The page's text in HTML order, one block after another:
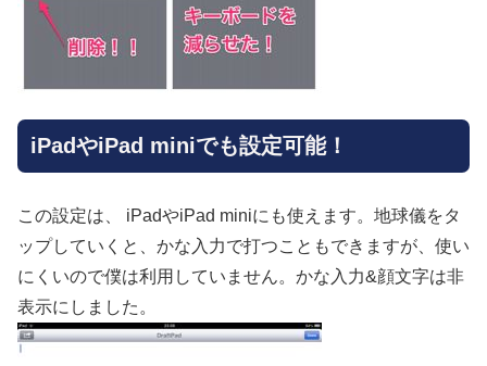
iPadやiPad miniでも設定可能！
この設定は、 iPadやiPad miniにも使えます。地球儀をタ
ップしていくと、かな入力で打つこともできますが、使い
にくいので僕は利用していません。かな入力&顔文字は非
表示にしました。